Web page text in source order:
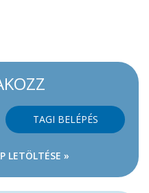
TAGI BELÉPÉS
LETÖLTÉSE »